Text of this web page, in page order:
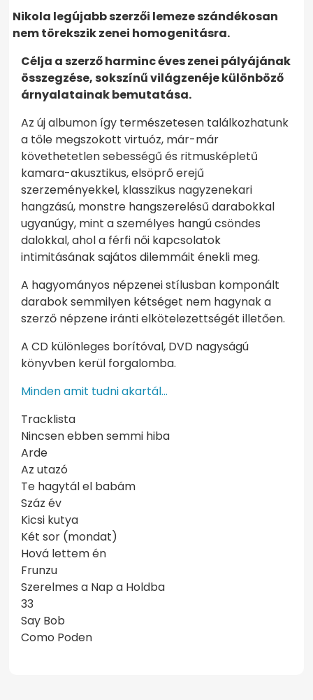
Nikola legújabb szerzői lemeze szándékosan
nem törekszik zenei homogenitásra.
Célja a szerző harminc éves zenei pályájának
összegzése, sokszínű világzenéje különböző
árnyalatainak bemutatása.
Az új albumon így természetesen találkozhatunk
a tőle megszokott virtuóz, már-már
követhetetlen sebességű és ritmusképletű
kamara-akusztikus, elsöprő erejű
szerzeményekkel, klasszikus nagyzenekari
hangzású, monstre hangszerelésű darabokkal
ugyanúgy, mint a személyes hangú csöndes
dalokkal, ahol a férfi női kapcsolatok
intimitásának sajátos dilemmáit énekli meg.
A hagyományos népzenei stílusban komponált
darabok semmilyen kétséget nem hagynak a
szerző népzene iránti elkötelezettségét illetően.
A CD különleges borítóval, DVD nagyságú
könyvben kerül forgalomba.
Minden amit tudni akartál…
Tracklista
Nincsen ebben semmi hiba
Arde
Az utazó
Te hagytál el babám
Száz év
Kicsi kutya
Két sor (mondat)
Hová lettem én
Frunzu
Szerelmes a Nap a Holdba
33
Say Bob
Como Poden